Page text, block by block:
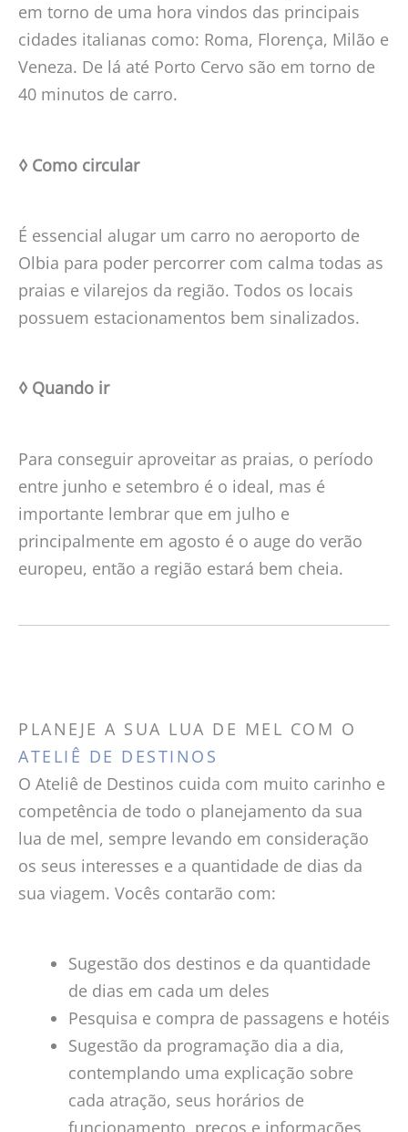
em torno de uma hora vindos das principais
cidades italianas como: Roma, Florença, Milão e
Veneza. De lá até Porto Cervo são em torno de
40 minutos de carro.
◊ Como circular
É essencial alugar um carro no aeroporto de
Olbia para poder percorrer com calma todas as
praias e vilarejos da região. Todos os locais
possuem estacionamentos bem sinalizados.
◊ Quando ir
Para conseguir aproveitar as praias, o período
entre junho e setembro é o ideal, mas é
importante lembrar que em julho e
principalmente em agosto é o auge do verão
europeu, então a região estará bem cheia.
PLANEJE A SUA LUA DE MEL COM O
ATELIÊ DE DESTINOS
O Ateliê de Destinos cuida com muito carinho e
competência de todo o planejamento da sua
lua de mel, sempre levando em consideração
os seus interesses e a quantidade de dias da
sua viagem. Vocês contarão com:
Sugestão dos destinos e da quantidade
de dias em cada um deles
Pesquisa e compra de passagens e hotéis
Sugestão da programação dia a dia,
contemplando uma explicação sobre
cada atração, seus horários de
funcionamento, preços e informações